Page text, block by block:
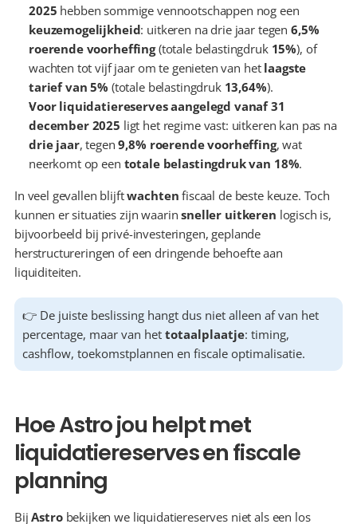
2025
keuzemogelijkheid: uitkeren na drie jaar tegen 6,5%
roerende voorheffing (totale belastingdruk 15%), of
wachten tot vijf jaar om te genieten van het laagste
tarief van 5% (totale belastingdruk 13,64%).
Voor liquidatiereserves aangelegd vanaf 31
december 2025
drie jaar, tegen 9,8% roerende voorheffing, wat
neerkomt op een totale belastingdruk van 18%.
In veel gevallen blijft wachten fiscaal de beste keuze. Toch
kunnen er situaties zijn waarin sneller uitkeren logisch is,
bijvoorbeeld bij privé-investeringen, geplande
herstructureringen of een dringende behoefte aan
liquiditeiten.
👉 De juiste beslissing hangt dus niet alleen af van het
percentage, maar van het totaalplaatje: timing,
cashflow, toekomstplannen en fiscale optimalisatie.
Hoe Astro jou helpt met
liquidatiereserves en fiscale
planning
Bij Astro bekijken we liquidatiereserves niet als een los